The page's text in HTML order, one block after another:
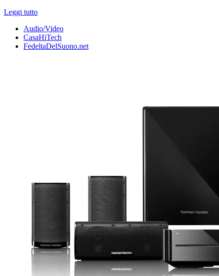
Leggi tutto
Audio/Video
CasaHiTech
FedeltaDelSuono.net